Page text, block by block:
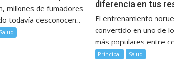
millones de fumadores
todavía desconocen...
Salud
diferencia en tus
El entrenamiento
convertido en uno de
más populares entre
Principal Salud